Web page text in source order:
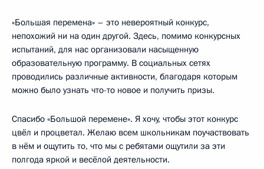
«Большая перемена» – это невероятный конкурс,
непохожий ни на один другой. Здесь, помимо конкурсных
испытаний, для нас организовали насыщенную
образовательную программу. В социальных сетях
проводились различные активности, благодаря которым
можно было узнать что-то новое и получить призы.
Спасибо «Большой перемене». Я хочу, чтобы этот конкурс
цвёл и процветал. Желаю всем школьникам поучаствовать
в нём и ощутить то, что мы с ребятами ощутили за эти
полгода яркой и весёлой деятельности.